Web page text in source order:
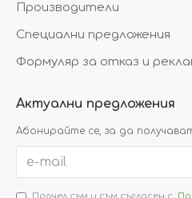
Производители
Специални предложения
Формуляр за отказ и
Актуални предложения
Абонирайте се, за да